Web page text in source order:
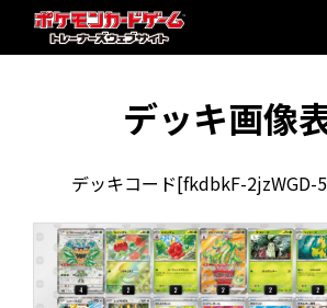
デッキ画像
デッキコード[fkdbkF-2jzWGD-